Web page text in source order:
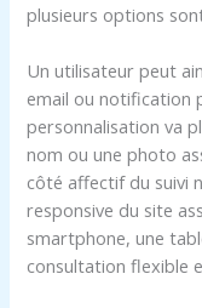
plusieurs options
Un utilisateur peut
email ou notification
personnalisation va
nom ou une photo
côté affectif du suivi
responsive du site
smartphone, une
consultation flexible